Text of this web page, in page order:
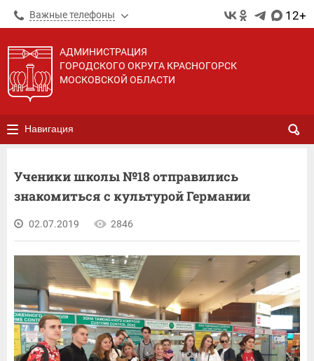
Важные телефоны 12+
АДМИНИСТРАЦИЯ
ГОРОДСКОГО ОКРУГА КРАСНОГОРСК
МОСКОВСКОЙ ОБЛАСТИ
Навигация
Ученики школы №18 отправились
знакомиться с культурой Германии
02.07.2019 2846